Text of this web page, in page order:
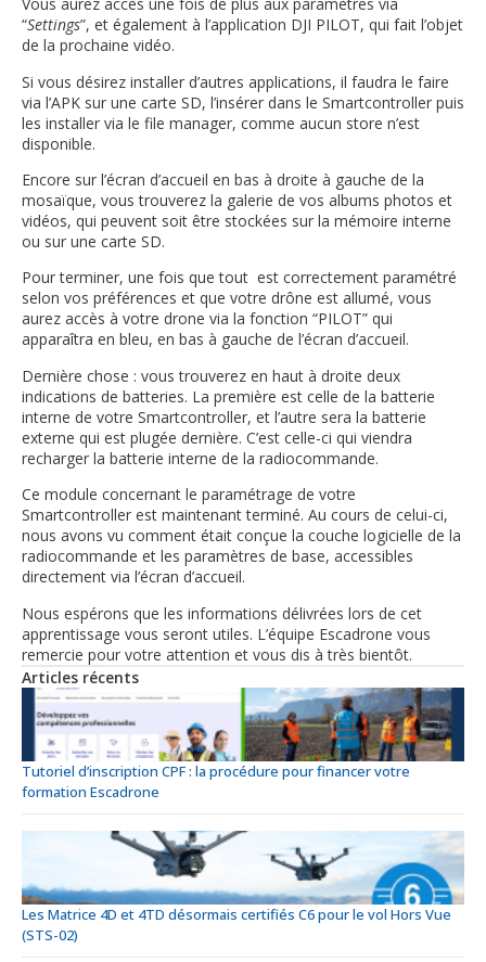
“Settings”, et également à l’application DJI PILOT, qui fait l’objet
de la prochaine vidéo.
Si vous désirez installer d’autres applications, il faudra le faire
via l’APK sur une carte SD, l’insérer dans le Smartcontroller puis
les installer via le file manager, comme aucun store n’est
disponible.
Encore sur l’écran d’accueil en bas à droite à gauche de la
mosaïque, vous trouverez la galerie de vos albums photos et
vidéos, qui peuvent soit être stockées sur la mémoire interne
ou sur une carte SD.
Pour terminer, une fois que tout est correctement paramétré
selon vos préférences et que votre drône est allumé, vous
aurez accès à votre drone via la fonction “PILOT” qui
apparaîtra en bleu, en bas à gauche de l’écran d’accueil.
Dernière chose : vous trouverez en haut à droite deux
indications de batteries. La première est celle de la batterie
interne de votre Smartcontroller, et l’autre sera la batterie
externe qui est plugée dernière. C’est celle-ci qui viendra
recharger la batterie interne de la radiocommande.
Ce module concernant le paramétrage de votre
Smartcontroller est maintenant terminé. Au cours de celui-ci,
nous avons vu comment était conçue la couche logicielle de la
radiocommande et les paramètres de base, accessibles
directement via l’écran d’accueil.
Nous espérons que les informations délivrées lors de cet
apprentissage vous seront utiles. L’équipe Escadrone vous
remercie pour votre attention et vous dis à très bientôt.
Articles récents
Tutoriel d’inscription CPF : la procédure pour financer votre
formation Escadrone
Les Matrice 4D et 4TD désormais certifiés C6 pour le vol Hors Vue
(STS-02)